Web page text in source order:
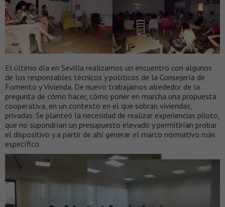
El último día en Sevilla realizamos un encuentro con algunos
de los responsables técnicos y políticos de la Consejería de
Fomento y Vivienda. De nuevo trabajamos alrededor de la
pregunta de cómo hacer, cómo poner en marcha una propuesta
cooperativa, en un contexto en el que sobran viviendas,
privadas. Se planteó la necesidad de realizar experiencias piloto,
que no supondrían un presupuesto elevado y permitirían probar
el dispositivo y a partir de ahí generar el marco normativo más
específico.